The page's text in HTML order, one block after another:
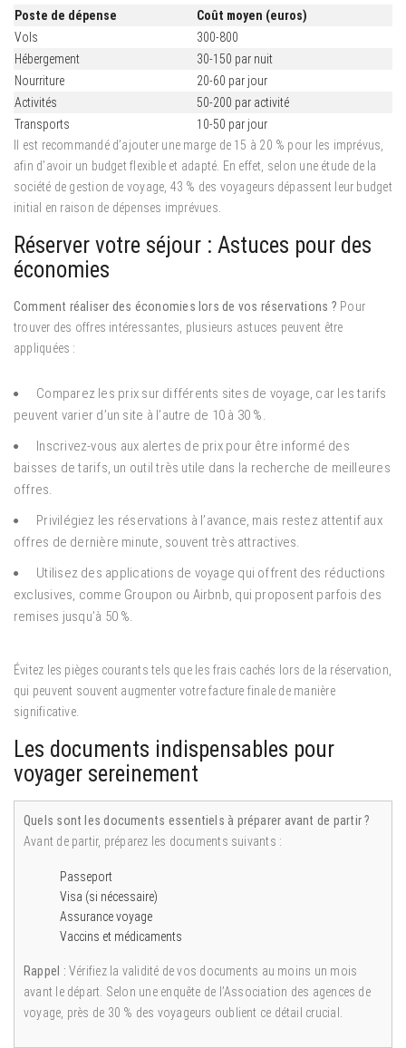
Poste de dépense
Coût moyen (euros)
Vols
300-800
Hébergement
30-150 par nuit
Nourriture
20-60 par jour
Activités
50-200 par activité
Transports
10-50 par jour
Il est recommandé d’ajouter une marge de 15 à 20 % pour les imprévus,
afin d’avoir un budget flexible et adapté. En effet, selon une étude de la
société de gestion de voyage, 43 % des voyageurs dépassent leur budget
initial en raison de dépenses imprévues.
Réserver votre séjour : Astuces pour des
économies
Comment réaliser des économies lors de vos réservations ? Pour
trouver des offres intéressantes, plusieurs astuces peuvent être
appliquées :
Comparez les prix sur différents sites de voyage, car les tarifs
peuvent varier d’un site à l’autre de 10 à 30 %.
Inscrivez-vous aux alertes de prix pour être informé des
baisses de tarifs, un outil très utile dans la recherche de meilleures
offres.
Privilégiez les réservations à l’avance, mais restez attentif aux
offres de dernière minute, souvent très attractives.
Utilisez des applications de voyage qui offrent des réductions
exclusives, comme Groupon ou Airbnb, qui proposent parfois des
remises jusqu’à 50 %.
Évitez les pièges courants tels que les frais cachés lors de la réservation,
qui peuvent souvent augmenter votre facture finale de manière
significative.
Les documents indispensables pour
voyager sereinement
Quels sont les documents essentiels à préparer avant de partir ?
Avant de partir, préparez les documents suivants :
Passeport
Visa (si nécessaire)
Assurance voyage
Vaccins et médicaments
Rappel : Vérifiez la validité de vos documents au moins un mois
avant le départ. Selon une enquête de l’Association des agences de
voyage, près de 30 % des voyageurs oublient ce détail crucial.